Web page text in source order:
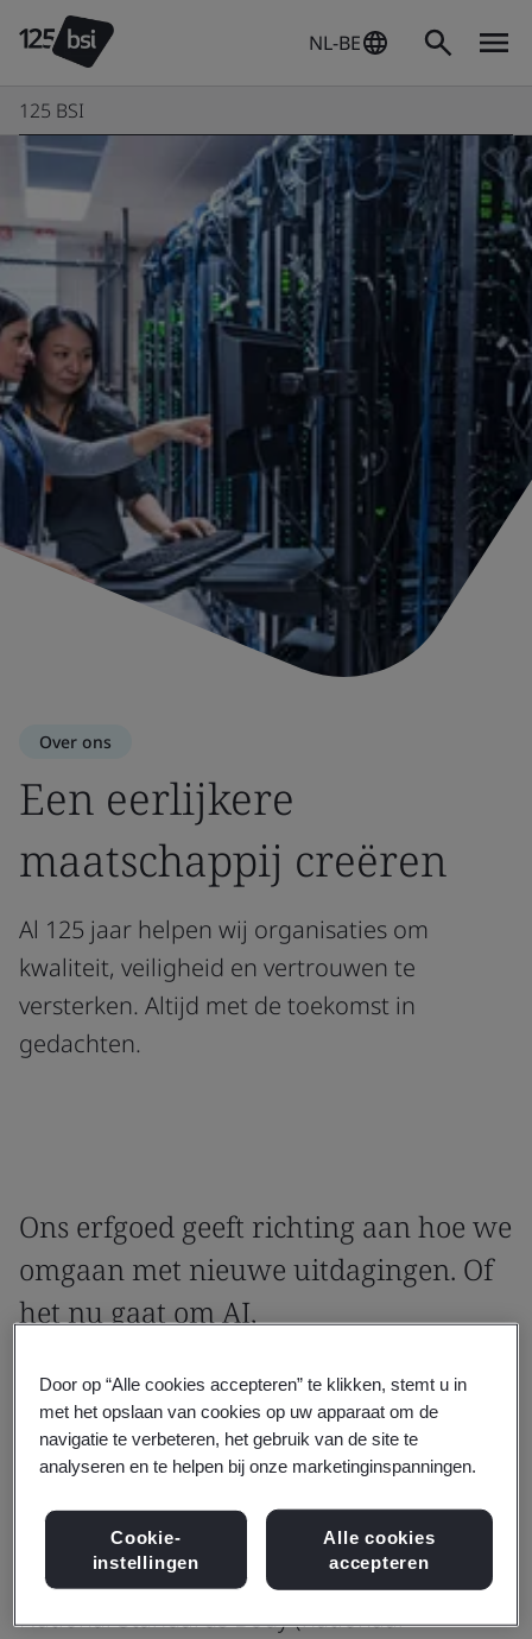
NL-BE
125 BSI
Over ons
Een eerlijkere
maatschappij creëren
Al 125 jaar helpen wij organisaties om
kwaliteit, veiligheid en vertrouwen te
versterken. Altijd met de toekomst in
gedachten.
Ons erfgoed geeft richting aan hoe we
omgaan met nieuwe uitdagingen. Of
het nu gaat om AI,
resistentie: wij helpen organisaties
om risico's beheersbaar te maken en
verantwoord te groeien.
Ons Royal Charter werd toegekend in 1929:
een erkenning van onze invloed als de eerste
National Standards Body (nationaal
Door op “Alle cookies accepteren” te klikken, stemt u in
met het opslaan van cookies op uw apparaat om de
navigatie te verbeteren, het gebruik van de site te
analyseren en te helpen bij onze marketinginspanningen.
Cookie-
instellingen
Alle cookies
accepteren